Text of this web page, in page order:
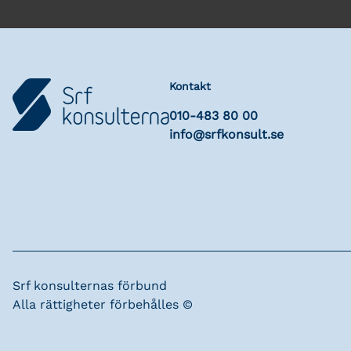
Kontakt
010-483 80 00
info@srfkonsult.se
Srf konsulternas förbund
Alla rättigheter förbehålles ©